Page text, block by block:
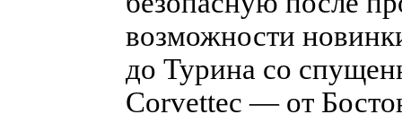
возможности
до Турина со
Corvetteс — от